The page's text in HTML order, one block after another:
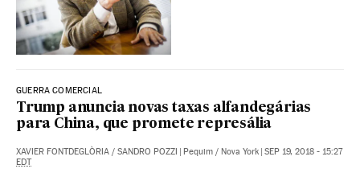
GUERRA COMERCIAL
Trump anuncia novas taxas alfandegárias
para China, que promete represália
XAVIER FONTDEGLÒRIA / SANDRO POZZI | Pequim / Nova York | SEP 19, 2018 - 15:27
EDT